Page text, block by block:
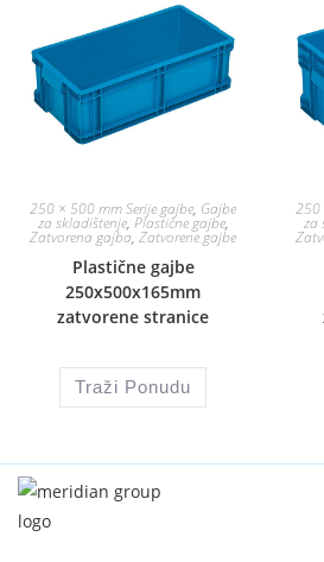
250 × 500 mm Serije gajbe, Gajbe
za skladištenje, Plastične gajbe,
Zatvorena gajba, Zatvorene gajbe
Plastične gajbe
250x500x165mm
zatvorene stranice
Traži Ponudu
250
za